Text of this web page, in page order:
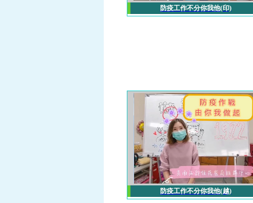
防疫工作不分你我他(印)
防疫工作不分你我他(越)